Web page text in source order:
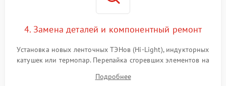
4. Замена деталей и компонентный ремонт
Установка новых ленточных ТЭНов (Hi-Light), индукторных
катушек или термопар. Перепайка сгоревших элементов на
дорожек. Очистка контактов и замена поврежденной
Подробнее